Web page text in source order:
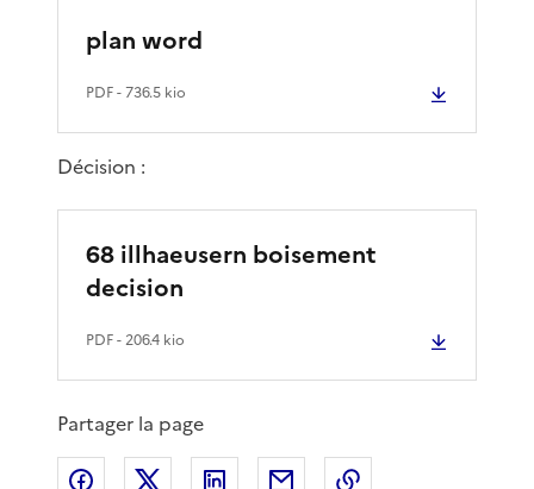
plan word
PDF- 736.5 kio
Décision :
68 illhaeusern boisement
decision
PDF- 206.4 kio
Partager la page
Partager sur Facebook
Partager sur XPartager sur LinkedIn
Partager par email